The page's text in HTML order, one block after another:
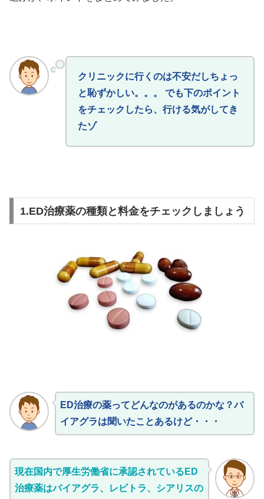
クリニックに行くのは不安だしちょっ
と恥ずかしい。。。 でも下のポイント
をチェックしたら、行ける気がしてき
たゾ
1.ED治療薬の種類と料金をチェックしましょう
ED治療の薬ってどんなのがあるのかな？バ
イアグラは聞いたことあるけど・・・
現在国内で厚生労働省に承認されているED
治療薬はバイアグラ、レビトラ、シアリスの